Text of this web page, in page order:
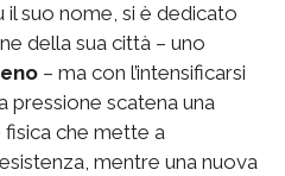
suo nome, si è dedicato
della sua città – uno
– ma con l’intensificarsi
pressione scatena una
che mette a
mentre una nuova